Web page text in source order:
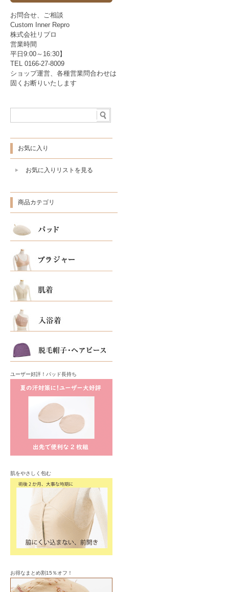
お問合せ、ご相談
Custom Inner Repro
株式会社リプロ
営業時間
平日9:00～16:30】
TEL 0166-27-8009
ショップ運営、各種営業問合わせは
固くお断りいたします
お気に入り
お気に入りリストを見る
商品カテゴリ
ユーザー好評！パッド長持ち
肌をやさしく包む
お得なまとめ割15％オフ！